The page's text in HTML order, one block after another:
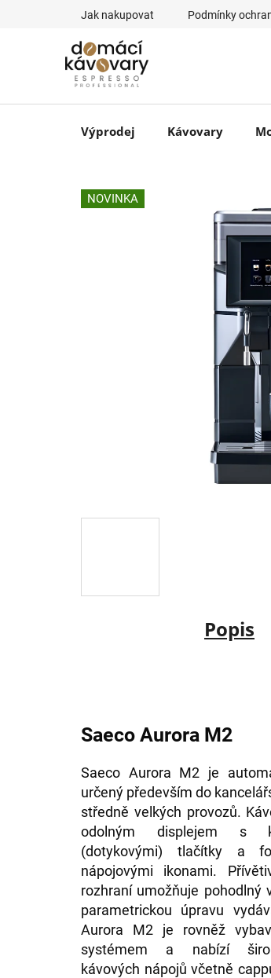
Jak nakupovat Podmínky
Výprodej Kávovary
NOVINKA
Popis
Saeco Aurora M2
Saeco Aurora M2 je
určený především do
středně velkých provozů.
odolným displejem s
(dotykovými) tlačítky a
nápojovými ikonami.
rozhraní umožňuje pohodlný
parametrickou úpravu
Aurora M2 je rovněž
systémem a nabízí
kávových nápojů včetně